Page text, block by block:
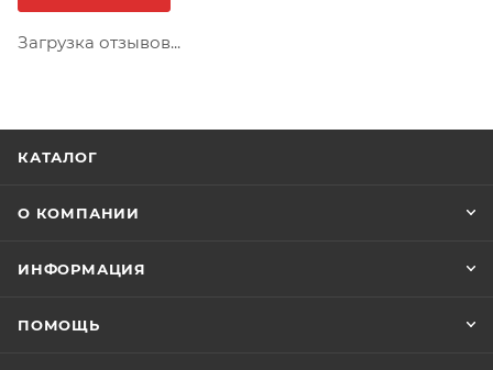
Загрузка отзывов...
КАТАЛОГ
О КОМПАНИИ
ИНФОРМАЦИЯ
ПОМОЩЬ